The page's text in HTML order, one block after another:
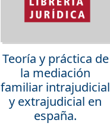
Teoría y práctica de
la mediación
familiar intrajudicial
y extrajudicial en
españa.